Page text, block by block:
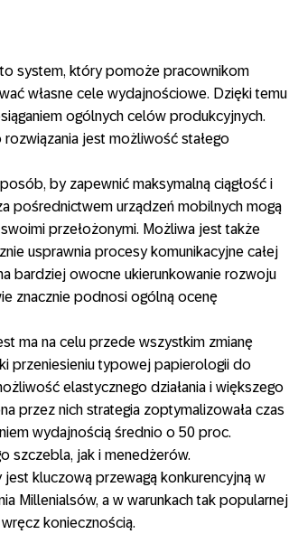
system, który pomoże pracownikom
własne cele wydajnościowe. Dzięki temu
ogólnych celów produkcyjnych.
jest możliwość stałego
by zapewnić maksymalną ciągłość i
pośrednictwem urządzeń mobilnych mogą
przełożonymi. Możliwa jest także
usprawnia procesy komunikacyjne całej
bardziej owocne ukierunkowanie rozwoju
znacznie podnosi ogólną ocenę
ma na celu przede wszystkim zmianę
przeniesieniu typowej papierologii do
elastycznego działania i większego
przez nich strategia zoptymalizowała czas
wydajnością średnio o 50 proc.
szczebla, jak i menedżerów.
kluczową przewagą konkurencyjną w
Millenialsów, a w warunkach tak popularnej
koniecznością.